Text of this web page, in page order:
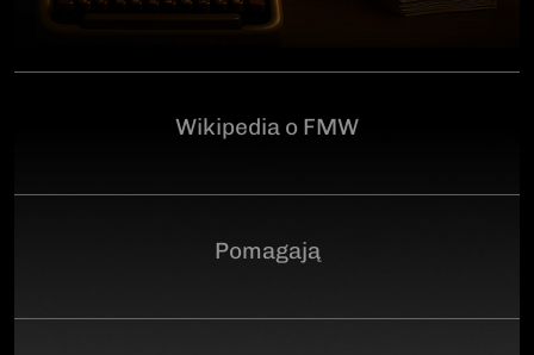
Wikipedia o FMW
Pomagają